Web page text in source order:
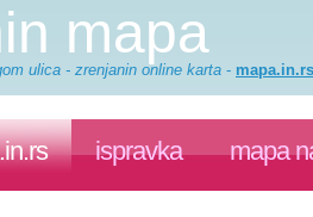
mapa
ulica - zrenjanin online karta - mapa.in.rs
ispravka mapa